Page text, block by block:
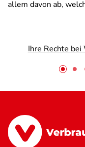
allem davon ab,
Ihre Rechte